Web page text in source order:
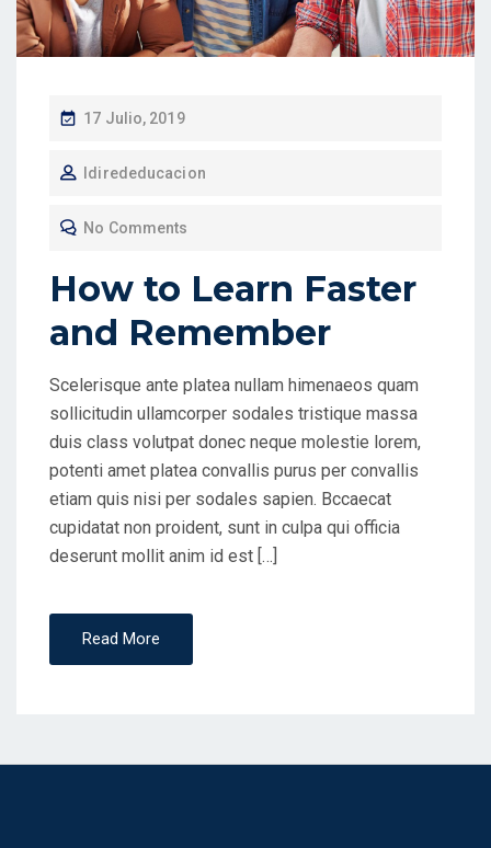
P
S
O
N
17 Julio, 2019
Idirededucacion
No Comments
How to Learn Faster
and Remember
Scelerisque ante platea nullam himenaeos quam
sollicitudin ullamcorper sodales tristique massa
duis class volutpat donec neque molestie lorem,
potenti amet platea convallis purus per convallis
etiam quis nisi per sodales sapien. Bccaecat
cupidatat non proident, sunt in culpa qui officia
deserunt mollit anim id est […]
Read More